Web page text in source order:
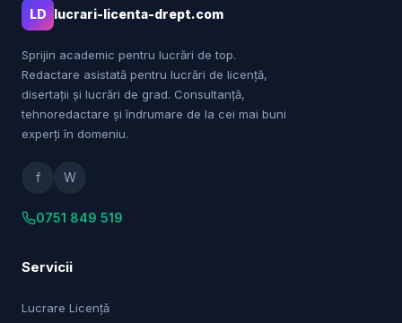
LD lucrari-licenta-drept.com
Sprijin academic pentru lucrări de top.
Redactare asistată pentru lucrări de licență,
disertații și lucrări de grad. Consultanță,
tehnoredactare și îndrumare de la cei mai buni
experți în domeniu.
f W
0751 849 519
Servicii
Lucrare Licență